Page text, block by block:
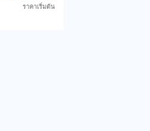
ราคาเริ่มต้น